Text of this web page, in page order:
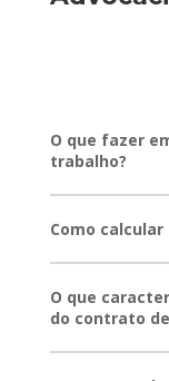
O que fazer
trabalho?
Como
O que
do contrato